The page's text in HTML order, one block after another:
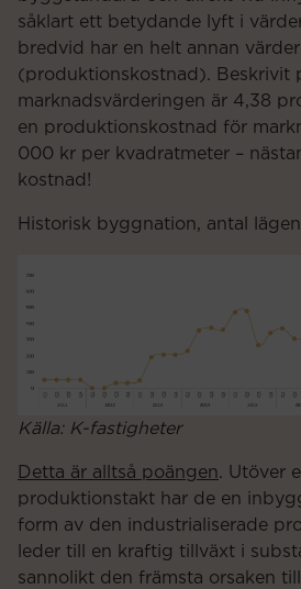
såklart ett betydande lyft i
bredvid har en helt annan
(produktionskostnad). Beskrivit
marknadsvärderingen är 4,38
en produktionskostnad för
000 kr per kvadratmeter –
kostnad!
Historisk byggnation, antal
Källa: K-fastigheter
Detta är alltså poängen. Utöver
produktionstakt har de en
form av den industrialiserade
leder till en kraftig tillväxt i
sannolikt den främsta orsaken